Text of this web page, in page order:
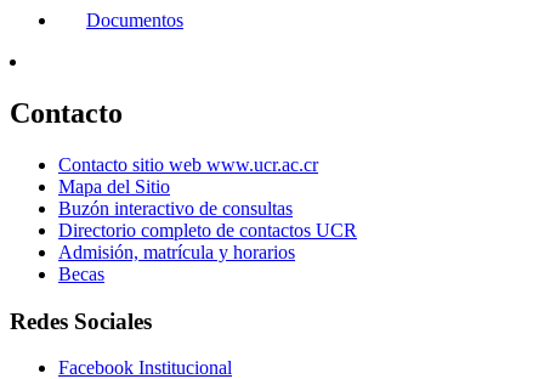
Documentos
Contacto
Contacto sitio web www.ucr.ac.cr
Mapa del Sitio
Buzón interactivo de consultas
Directorio completo de contactos UCR
Admisión, matrícula y horarios
Becas
Redes Sociales
Facebook Institucional